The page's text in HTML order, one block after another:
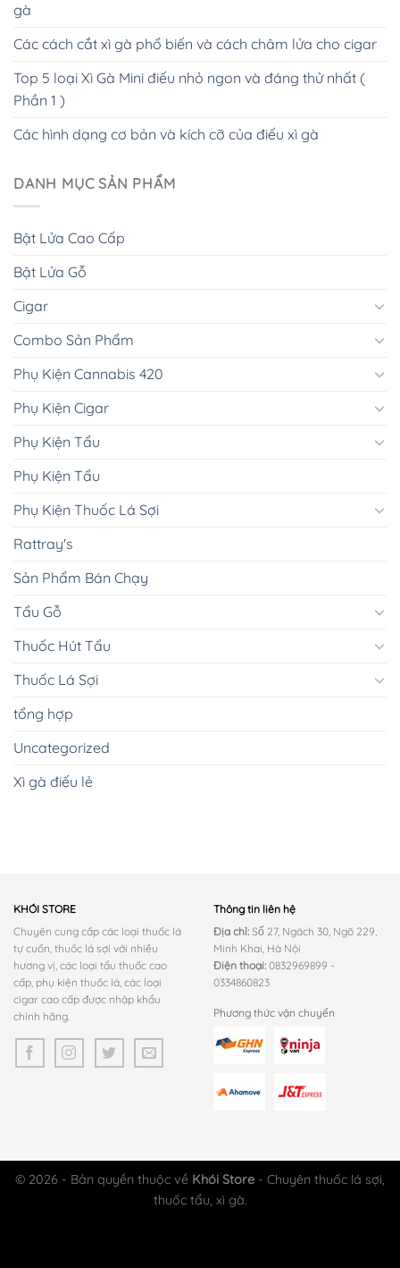
gà
Các cách cắt xì gà phổ biến và cách châm lửa cho cigar
Top 5 loại Xì Gà Mini điếu nhỏ ngon và đáng thử nhất (
Phần 1 )
Các hình dạng cơ bản và kích cỡ của điếu xì gà
DANH MỤC SẢN PHẨM
Bật Lửa Cao Cấp
Bật Lửa Gỗ
Cigar
Combo Sản Phẩm
Phụ Kiện Cannabis 420
Phụ Kiện Cigar
Phụ Kiện Tẩu
Phụ Kiện Tẩu
Phụ Kiện Thuốc Lá Sợi
Rattray's
Sản Phẩm Bán Chạy
Tẩu Gỗ
Thuốc Hút Tẩu
Thuốc Lá Sợi
tổng hợp
Uncategorized
Xì gà điếu lẻ
KHÓI STORE
Chuyên cung cấp các loại thuốc lá
tự cuốn, thuốc lá sợi với nhiều
hương vị, các loại tẩu thuốc cao
cấp, phụ kiện thuốc lá, các loại
cigar cao cấp được nhập khẩu
chính hãng.
Thông tin liên hệ
Địa chỉ: Số 27, Ngách 30, Ngõ 229,
Minh Khai, Hà Nội
Điện thoại: 0832969899 -
0334860823
Phương thức vận chuyển
© 2026 - Bản quyền thuộc về Khói Store - Chuyên thuốc lá sợi,
thuốc tẩu, xì gà.